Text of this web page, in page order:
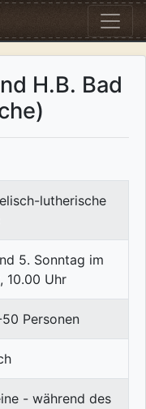
H.B. Bad
lutherische
5. Sonntag im
10.00 Uhr
Personen
- während des